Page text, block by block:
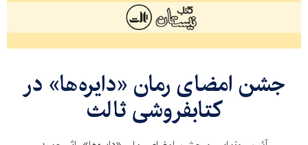
​جشن امضای رمان «دایره‌ها»‌ در
کتابفروشی ثالث